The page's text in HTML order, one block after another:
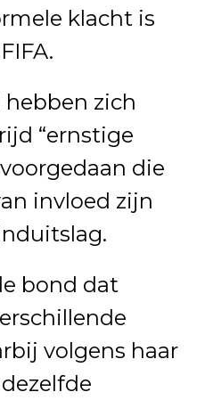
klacht is
zich
“ernstige
die
invloed zijn
bond dat
volgens haar